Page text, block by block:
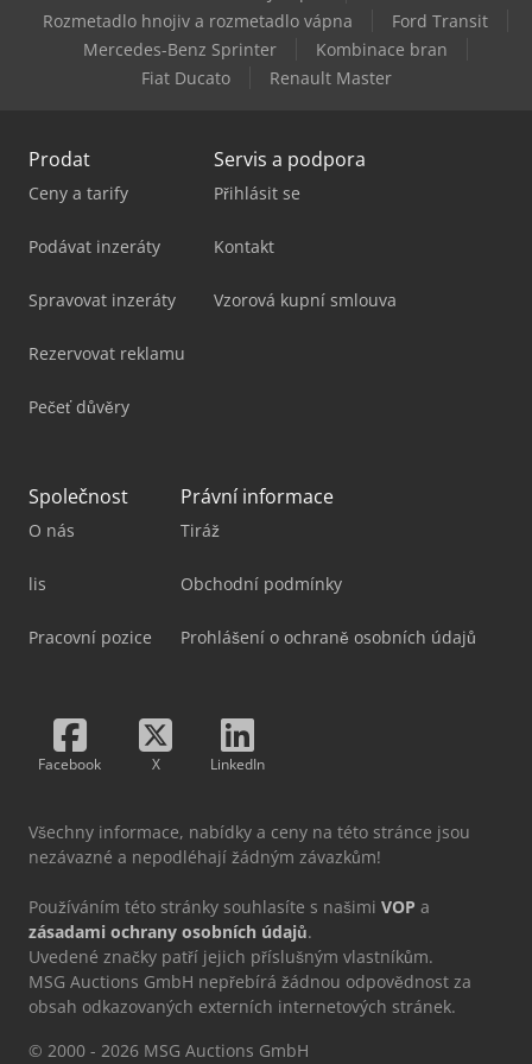
Okuma Multus U4000
Rozmetadlo hnojiv a rozmetadlo vápna
Ford Transit
Mercedes-Benz Sprinter
Kombinace bran
Fiat Ducato
Renault Master
Prodat
Ceny a tarify
Podávat inzeráty
Spravovat inzeráty
Rezervovat reklamu
Pečeť důvěry
Servis a podpora
Přihlásit se
Kontakt
Vzorová kupní smlouva
Společnost
O nás
lis
Pracovní pozice
Právní informace
Tiráž
Obchodní podmínky
Prohlášení o ochraně osobních údajů
Facebook X LinkedIn
Všechny informace, nabídky a ceny na této stránce jsou
nezávazné a nepodléhají žádným závazkům!
Používáním této stránky souhlasíte s našimi VOP a
zásadami ochrany osobních údajů.
Uvedené značky patří jejich příslušným vlastníkům.
MSG Auctions GmbH nepřebírá žádnou odpovědnost za
obsah odkazovaných externích internetových stránek.
© 2000 - 2026 MSG Auctions GmbH